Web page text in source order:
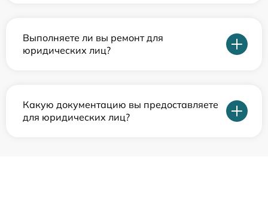
Выполняете ли вы ремонт для
юридических лиц?
Какую документацию вы предоставляете
для юридических лиц?